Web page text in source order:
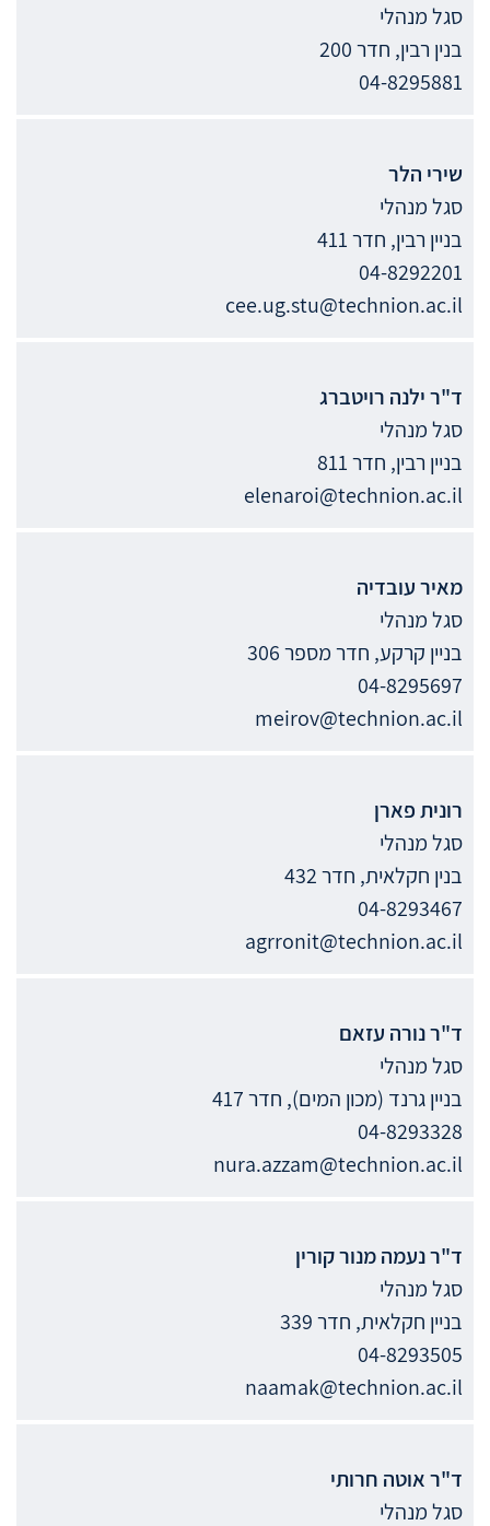
סגל מנהלי
בנין רבין, חדר 200
04-8295881
שירי הלר
סגל מנהלי
בניין רבין, חדר 411
04-8292201
cee.ug.stu@technion.ac.il
ד"רילנה רויטברג
סגל מנהלי
בניין רבין, חדר 811
elenaroi@technion.ac.il
מאירעובדיה
סגל מנהלי
בניין קרקע, חדר מספר 306
04-8295697
meirov@technion.ac.il
רוניתפארן
סגל מנהלי
בנין חקלאית, חדר 432
04-8293467
agrronit@technion.ac.il
ד"רנורה עזאם
סגל מנהלי
בניין גרנד (מכון המים), חדר 417
04-8293328
nura.azzam@technion.ac.il
ד"רנעמה מנורקורין
סגל מנהלי
בניין חקלאית, חדר 339
04-8293505
naamak@technion.ac.il
ד"ראוטה חרותי
סגל מנהלי